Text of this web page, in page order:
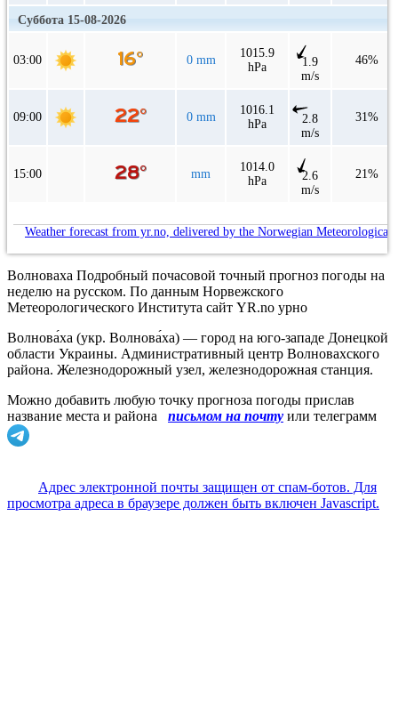
Суббота 15-08-2026
03:00 0 mm
1015.9
hPa
1.9
m/s
46%
09:00 0 mm
1016.1
hPa
2.8
m/s
31%
15:00 mm
1014.0
hPa
2.6
m/s
21%
Weather forecast from yr.no, delivered by the Norwegian Meteorological
Волноваха Подробный почасовой точный прогноз погоды на
неделю на русском. По данным Норвежского
Метеорологического Института сайт YR.no урно
Волнова́ха (укр. Волнова́ха) — город на юго-западе Донецкой
области Украины. Административный центр Волновахского
района. Железнодорожный узел, железнодорожная станция.
Можно добавить любую точку прогноза погоды прислав
название места и района
письмом на почту или телеграмм
Адрес электронной почты защищен от спам-ботов. Для
просмотра адреса в браузере должен быть включен Javascript.